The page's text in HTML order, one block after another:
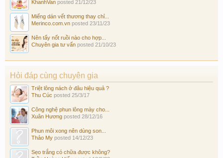
KhanhVan posted 21/12/23
Miếng dán vết thương thay chỉ...
Merinco.com.vn posted 23/11/23
Nên tẩy nốt ruồi nào cho hợp...
Chuyên gia tư vấn posted 21/10/23
Hỏi đáp cùng chuyên gia
Triệt lông nách ở đâu hiệu quả ?
Thu Cúc posted 25/3/17
Công nghệ phun lông mày cho...
Xuân Hương posted 28/12/16
Phun môi xong nên dùng son...
Thảo My posted 14/12/23
Sẹo trắng có chữa được không?